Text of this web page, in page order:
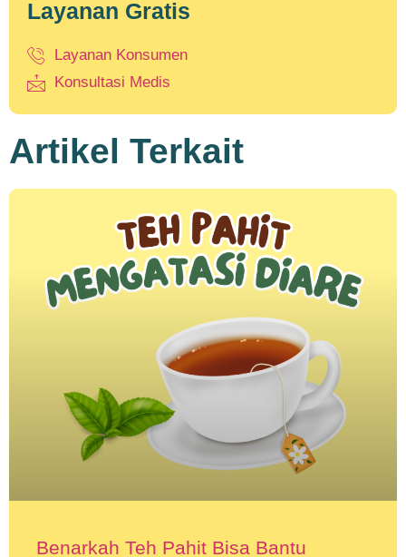
Layanan Gratis
Layanan Konsumen
Konsultasi Medis
Artikel Terkait
Benarkah Teh Pahit Bisa Bantu